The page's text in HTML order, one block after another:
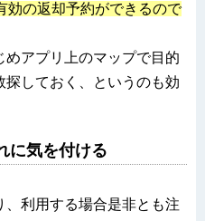
効の返却予約ができるので
アプリ上のマップで目的
しておく、というのも効
に気を付ける
、利用する場合是非とも注